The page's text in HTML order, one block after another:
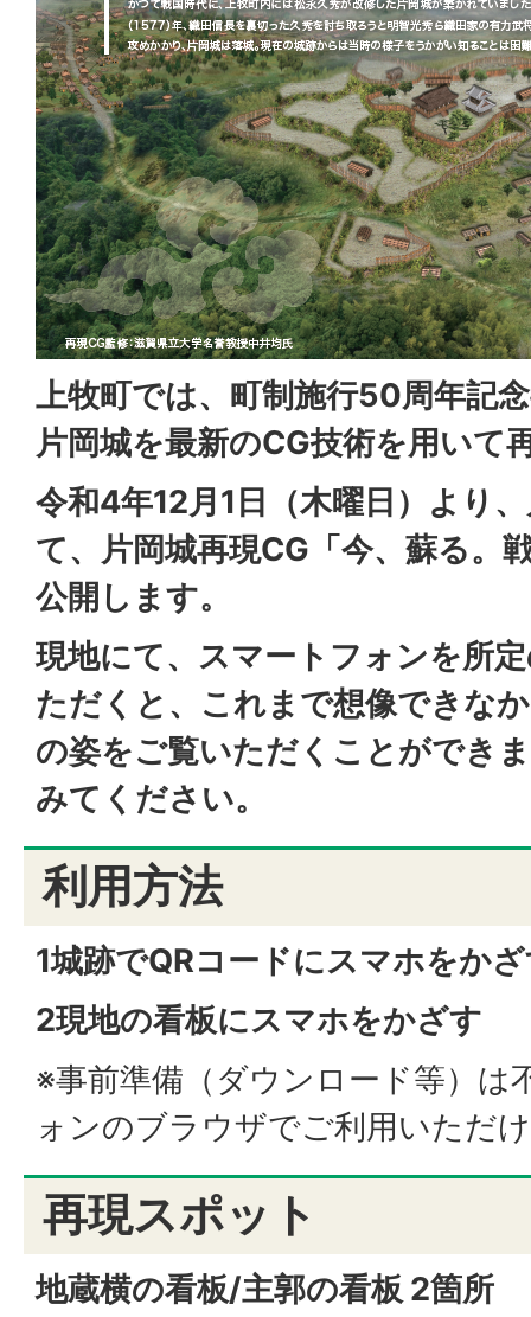
上牧町では、町制施行50周年記
片岡城を最新のCG技術を用いて
令和4年12月1日（木曜日）より
て、片岡城再現CG「今、蘇る。
公開します。
現地にて、スマートフォンを所
ただくと、これまで想像できな
の姿をご覧いただくことができ
みてください。
利用方法
1城跡でQRコードにスマホをか
2現地の看板にスマホをかざす
※事前準備（ダウンロード等）は
ォンのブラウザでご利用いただ
再現スポット
地蔵横の看板/主郭の看板 2箇所